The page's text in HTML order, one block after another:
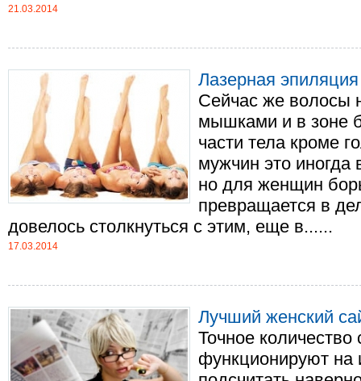
21.03.2014
Лазерная эпиляция
Сейчас же волосы
мышками и в зоне
части тела кроме
мужчин это иногда
но для женщин
превращается в
довелось столкнуться с этим, еще в......
17.03.2014
Лучший женский
Точное количество
функционируют на